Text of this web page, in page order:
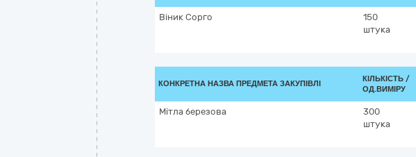
Віник Сорго
150
штука
КОНКРЕТНА НАЗВА ПРЕДМЕТА ЗАКУПІВЛІ
КІЛЬКІСТЬ /
ОД.ВИМІРУ
Мітла березова
300
штука